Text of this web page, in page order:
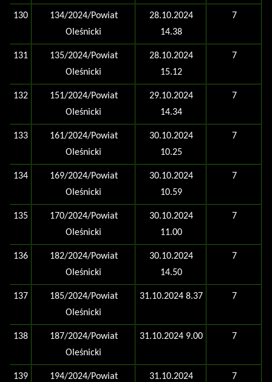
130
134/2024/Powiat
Oleśnicki
28.10.2024
14.38
7
131
135/2024/Powiat
Oleśnicki
28.10.2024
15.12
7
132
151/2024/Powiat
Oleśnicki
29.10.2024
14.34
7
133
161/2024/Powiat
Oleśnicki
30.10.2024
10.25
7
134
169/2024/Powiat
Oleśnicki
30.10.2024
10.59
7
135
170/2024/Powiat
Oleśnicki
30.10.2024
11.00
7
136
182/2024/Powiat
Oleśnicki
30.10.2024
14.50
7
137
185/2024/Powiat
Oleśnicki
31.10.2024 8.37 7
138
187/2024/Powiat
Oleśnicki
31.10.2024 9.00 7
139
194/2024/Powiat
31.10.2024
7